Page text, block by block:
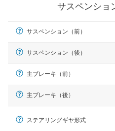
サスペンショ
サスペンション（前）
サスペンション（後）
主ブレーキ（前）
主ブレーキ（後）
ステアリングギヤ形式